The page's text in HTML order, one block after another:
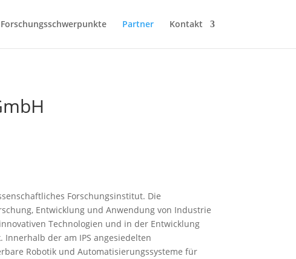
Forschungsschwerpunkte Partner Kontakt
Forschungsinstitut. Die
Entwicklung und Anwendung von Industrie
Technologien und in der Entwicklung
der am IPS angesiedelten
Robotik und Automatisierungssysteme für